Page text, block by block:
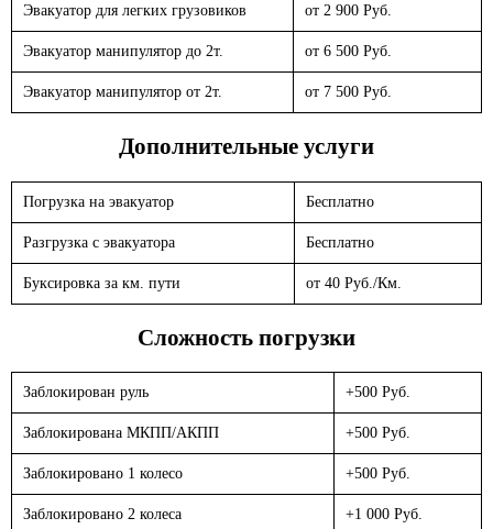
Эвакуатор для легких грузовиков от 2 900 Руб.
Эвакуатор манипулятор до 2т. от 6 500 Руб.
Эвакуатор манипулятор от 2т. от 7 500 Руб.
Дополнительные услуги
Погрузка на эвакуатор Бесплатно
Разгрузка с эвакуатора Бесплатно
Буксировка за км. пути от 40 Руб./Км.
Сложность погрузки
Заблокирован руль +500 Руб.
Заблокирована МКПП/АКПП +500 Руб.
Заблокировано 1 колесо +500 Руб.
Заблокировано 2 колеса +1 000 Руб.